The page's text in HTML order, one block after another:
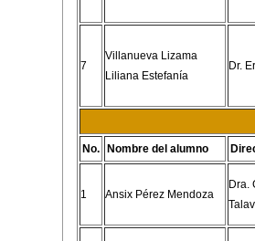
7
Villanueva Lizama
Liliana Estefanía
Dr.
No. Nombre del alumno
1 Ansix Pérez Mendoza
Dra.